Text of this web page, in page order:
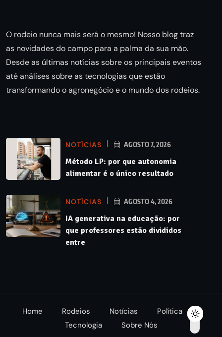
O rodeio nunca mais será o mesmo! Nosso blog traz
as novidades do campo para a palma da sua mão.
Desde as últimas notícias sobre os principais eventos
até análises sobre as tecnologias que estão
transformando o agronegócio e o mundo dos rodeios.
NOTÍCIAS AGOSTO 7, 2026
Método LP: por que autonomia
alimentar é o único resultado
NOTÍCIAS AGOSTO 4, 2026
IA generativa na educação: por
que professores estão divididos
entre
Home Rodeios Notícias
Política
Tecnologia
Sobre Nós